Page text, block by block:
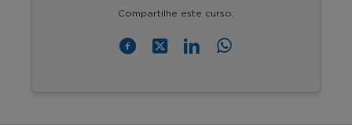
Compartilhe este curso: